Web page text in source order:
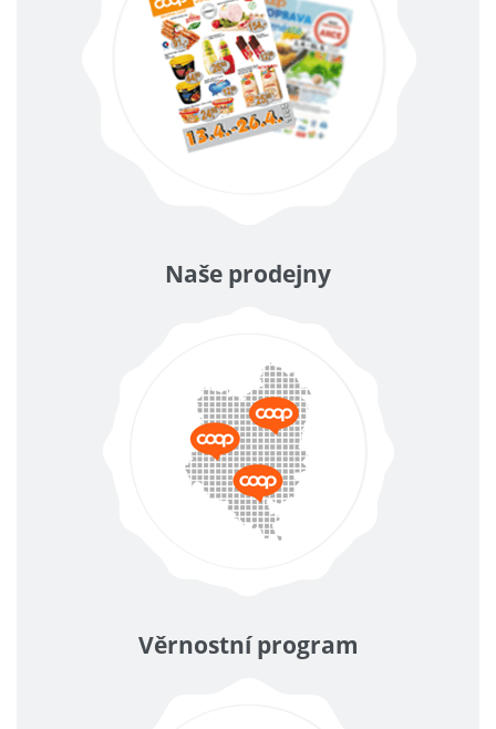
Naše prodejny
Věrnostní program